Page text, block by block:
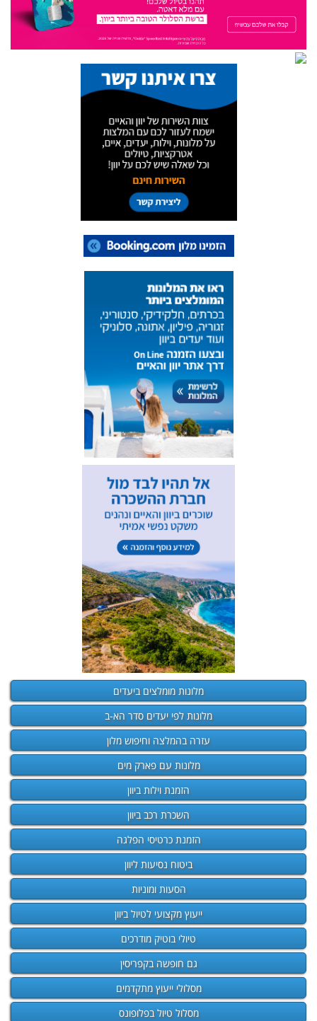
מלונות מומלצים ביעדים
מלונות לפי יעדים סדר הא-ב
עזרה בהמלצה וחיפוש מלון
מלונות עם פארק מים
הזמנת וילות ביוון
השכרת רכב ביוון
הזמנת כרטיסי הפלגה
ביטוח נסיעות ליוון
הסעות ומוניות
ייעוץ מקצועי לטיול ביוון
טיולי בוטיק מודרכים
גם חופשה בקפריסין
מסלולי ייעוץ מתקדמים
מסלול טיול בפלופונס